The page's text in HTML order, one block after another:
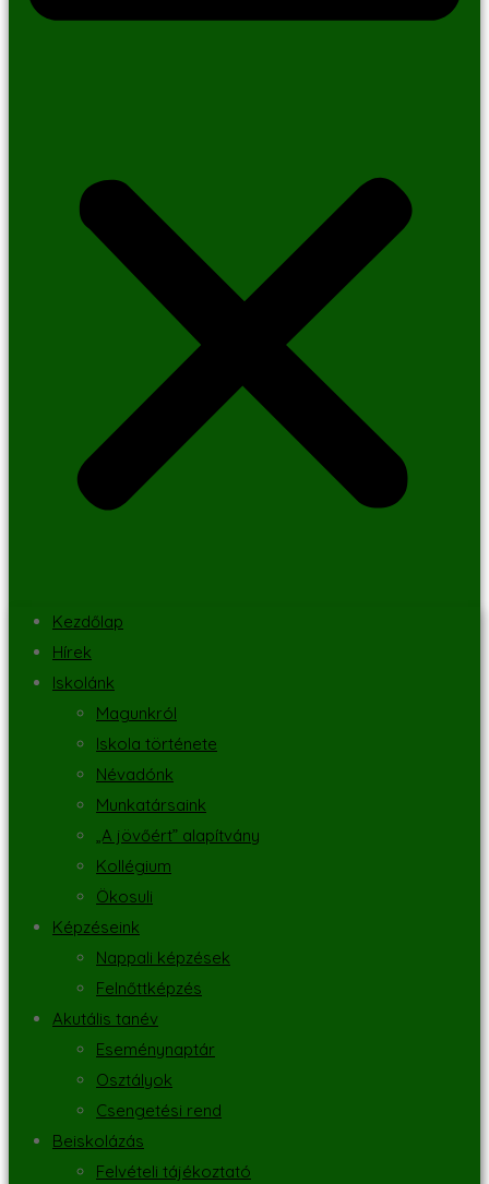
Kezdőlap
Hírek
Iskolánk
Magunkról
Iskola története
Névadónk
Munkatársaink
„A jövőért” alapítvány
Kollégium
Ökosuli
Képzéseink
Nappali képzések
Felnőttképzés
Akutális tanév
Eseménynaptár
Osztályok
Csengetési rend
Beiskolázás
Felvételi tájékoztató